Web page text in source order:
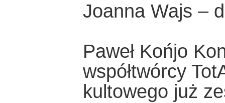
Joanna Wajs –
Paweł Końjo
współtwórcy
kultowego już